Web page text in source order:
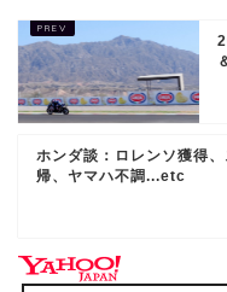
ホンダ談：ロレンソ獲得
帰、ヤマハ不調...etc